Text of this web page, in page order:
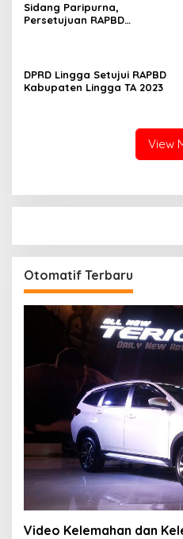
Sidang Paripurna,
Persetujuan RAPBD
DPRD Lingga Setujui RAPBD
Kabupaten Lingga TA 2023
View
Otomatif Terbaru
Video Kelemahan dan